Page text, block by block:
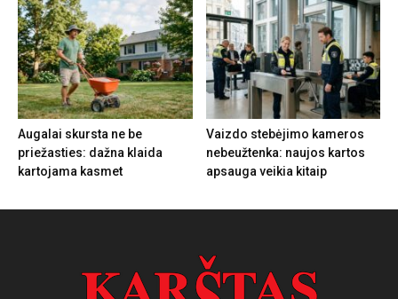
Augalai skursta ne be
priežasties: dažna klaida
kartojama kasmet
Vaizdo stebėjimo kameros
nebeužtenka: naujos kartos
apsauga veikia kitaip